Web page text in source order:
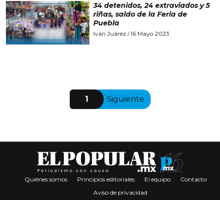
34 detenidos, 24 extraviados y 5
riñas, saldo de la Feria de
Puebla
Iván Juárez /16 Mayo 2023
1 Siguiente
Quiénes somos Principios editoriales El equipo
Contacto
Aviso de privacidad